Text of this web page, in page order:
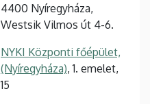
4400 Nyíregyháza,
Westsik Vilmos út 4-6.
NYKI Központi főépület,
(Nyíregyháza), 1. emelet,
15